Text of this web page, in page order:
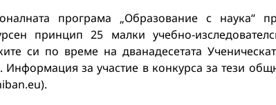
програма „Образование с наука“
принцип 25 малки учебно-
си по време на дванадесетата
Информация за участие в конкурса за тези